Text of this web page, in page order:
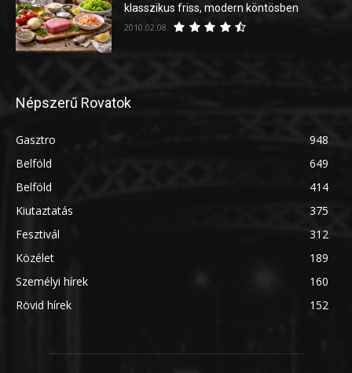
klasszikus friss, modern köntösben
2010.02.08.
Népszerű Rovatok
Gasztro
948
Belföld
649
Belföld
414
Kiutaztatás
375
Fesztivál
312
Közélet
189
Személyi hírek
160
Rövid hírek
152